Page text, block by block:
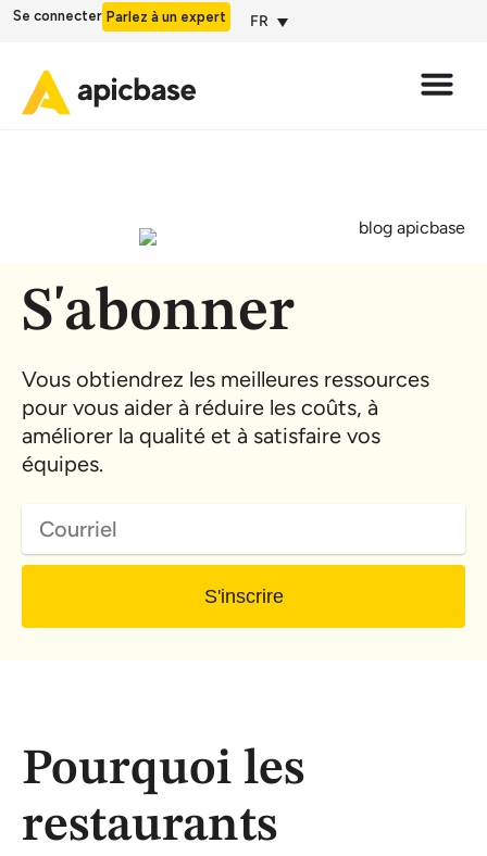
Se connecter Parlez à un expert FR
S'abonner
Vous obtiendrez les meilleures ressources
pour vous aider à réduire les coûts, à
améliorer la qualité et à satisfaire vos
équipes.
S'inscrire
Pourquoi les
restaurants